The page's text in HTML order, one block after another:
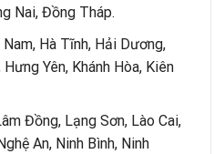
Nai, Đồng Tháp.
Nam, Hà Tĩnh, Hải Dương,
Yên, Khánh Hòa, Kiên
Đồng, Lạng Sơn, Lào Cai,
An, Ninh Bình, Ninh